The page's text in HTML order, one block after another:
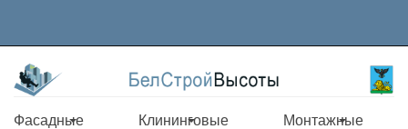
Фасадные
Клининговые
Монтажные